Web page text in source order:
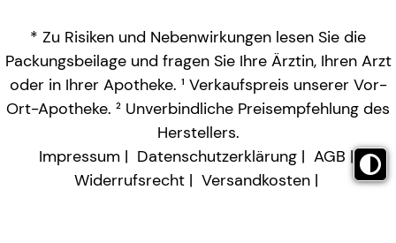
* Zu Risiken und Nebenwirkungen lesen Sie die
Packungsbeilage und fragen Sie Ihre Ärztin, Ihren Arzt
oder in Ihrer Apotheke. ¹ Verkaufspreis unserer Vor-
Ort-Apotheke. ² Unverbindliche Preisempfehlung des
Herstellers.
Impressum
Datenschutzerklärung
AGB
Widerrufsrecht
Versandkosten